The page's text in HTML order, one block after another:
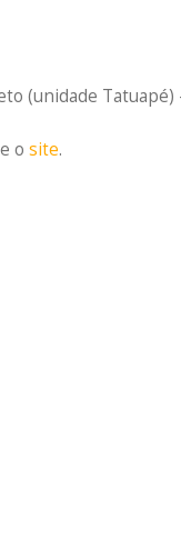
(unidade Tatuapé)
o site.